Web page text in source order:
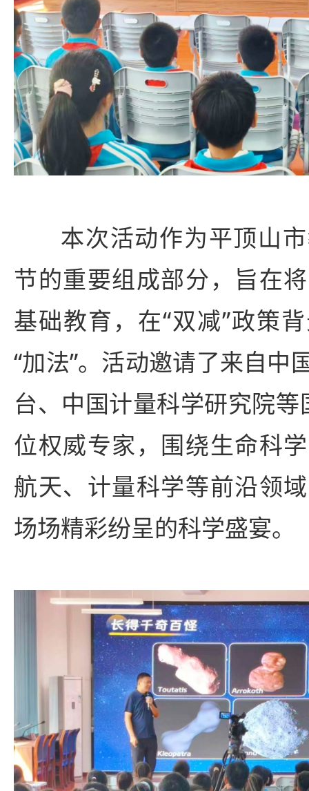
本次活动作为平顶山
节的重要组成部分，旨在
基础教育，在“双减”政策
“加法”。活动邀请了来自中
台、中国计量科学研究院
位权威专家，围绕生命科
航天、计量科学等前沿领
场场精彩纷呈的科学盛宴。